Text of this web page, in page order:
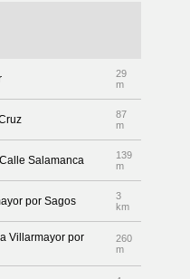
29
m
87
m
Salamanca
139
m
por Sagos
3
km
Villarmayor por
260
m